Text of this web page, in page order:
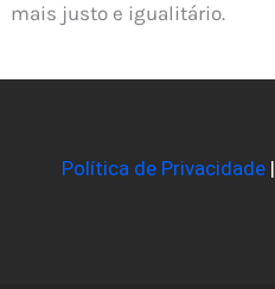
mais justo e igualitário.
Política de Privacidade|